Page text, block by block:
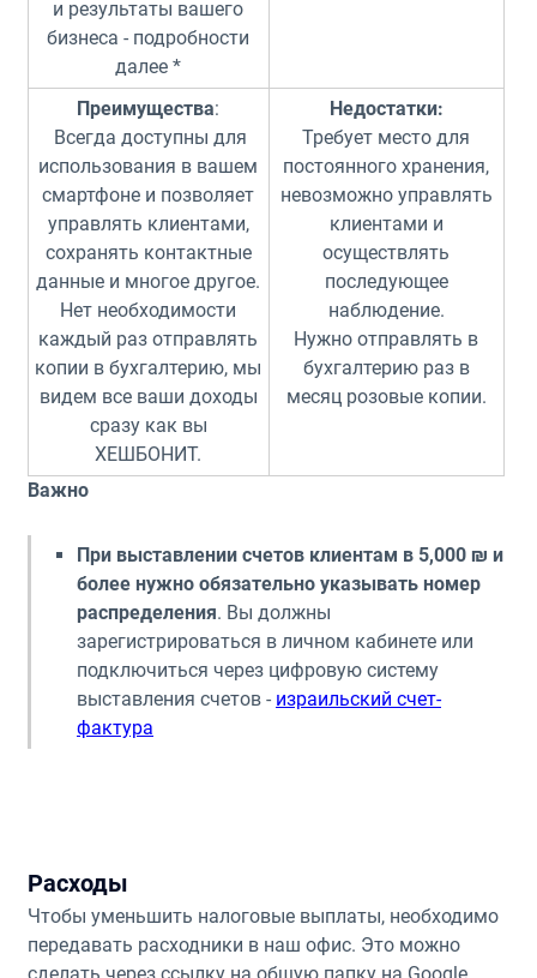
и результаты вашего
бизнеса - подробности
далее *
Преимущества:
Всегда доступны для
использования в вашем
смартфоне и позволяет
управлять клиентами,
сохранять контактные
данные и многое другое.
Нет необходимости
каждый раз отправлять
копии в бухгалтерию, мы
видем все ваши доходы
сразу как вы
ХЕШБОНИТ.
Недостатки:
Требует место для
постоянного хранения,
невозможно управлять
клиентами и
осуществлять
последующее
наблюдение.
Нужно отправлять в
бухгалтерию раз в
месяц розовые копии.
Важно
При выставлении счетов клиентам в 5,000 ₪ и
более нужно обязательно указывать номер
распределения. Вы должны
зарегистрироваться в личном кабинете или
подключиться через цифровую систему
выставления счетов - израильский счет-
фактура
Расходы
Чтобы уменьшить налоговые выплаты, необходимо
передавать расходники в наш офис. Это можно
сделать через ссылку на общую папку на Google